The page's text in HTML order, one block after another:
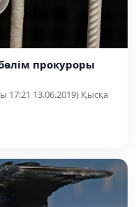
прокуроры
17:21 13.06.2019) Қысқа